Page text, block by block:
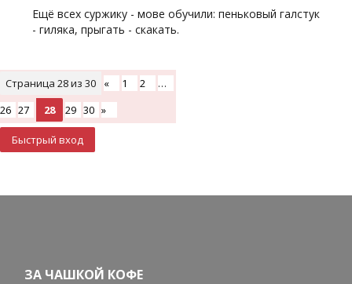
Ещё всех суржику - мове обучили: пеньковый галстук
- гиляка, прыгать - скакать.
Страница 28из 30 « 1 2
…
26 27 28 29 30 »
ЗА ЧАШКОЙ КОФЕ